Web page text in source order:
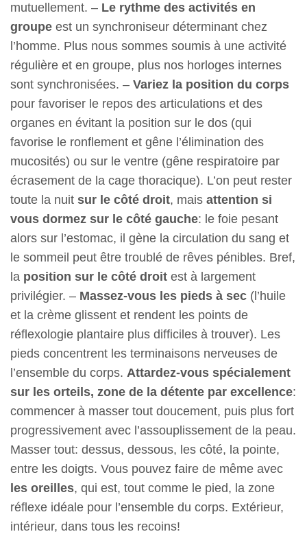
mutuellement. – Le rythme des activités en
groupe est un synchroniseur déterminant chez
l’homme. Plus nous sommes soumis à une activité
régulière et en groupe, plus nos horloges internes
sont synchronisées. – Variez la position du corps
pour favoriser le repos des articulations et des
organes en évitant la position sur le dos (qui
favorise le ronflement et gêne l’élimination des
mucosités) ou sur le ventre (gêne respiratoire par
écrasement de la cage thoracique). L’on peut rester
toute la nuit sur le côté droit, mais attention si
vous dormez sur le côté gauche: le foie pesant
alors sur l’estomac, il gène la circulation du sang et
le sommeil peut être troublé de rêves pénibles. Bref,
la position sur le côté droit est à largement
privilégier. – Massez-vous les pieds à sec (l’huile
et la crème glissent et rendent les points de
réflexologie plantaire plus difficiles à trouver). Les
pieds concentrent les terminaisons nerveuses de
l’ensemble du corps. Attardez-vous spécialement
sur les orteils, zone de la détente par excellence:
commencer à masser tout doucement, puis plus fort
progressivement avec l’assouplissement de la peau.
Masser tout: dessus, dessous, les côté, la pointe,
entre les doigts. Vous pouvez faire de même avec
les oreilles, qui est, tout comme le pied, la zone
réflexe idéale pour l’ensemble du corps. Extérieur,
intérieur, dans tous les recoins!